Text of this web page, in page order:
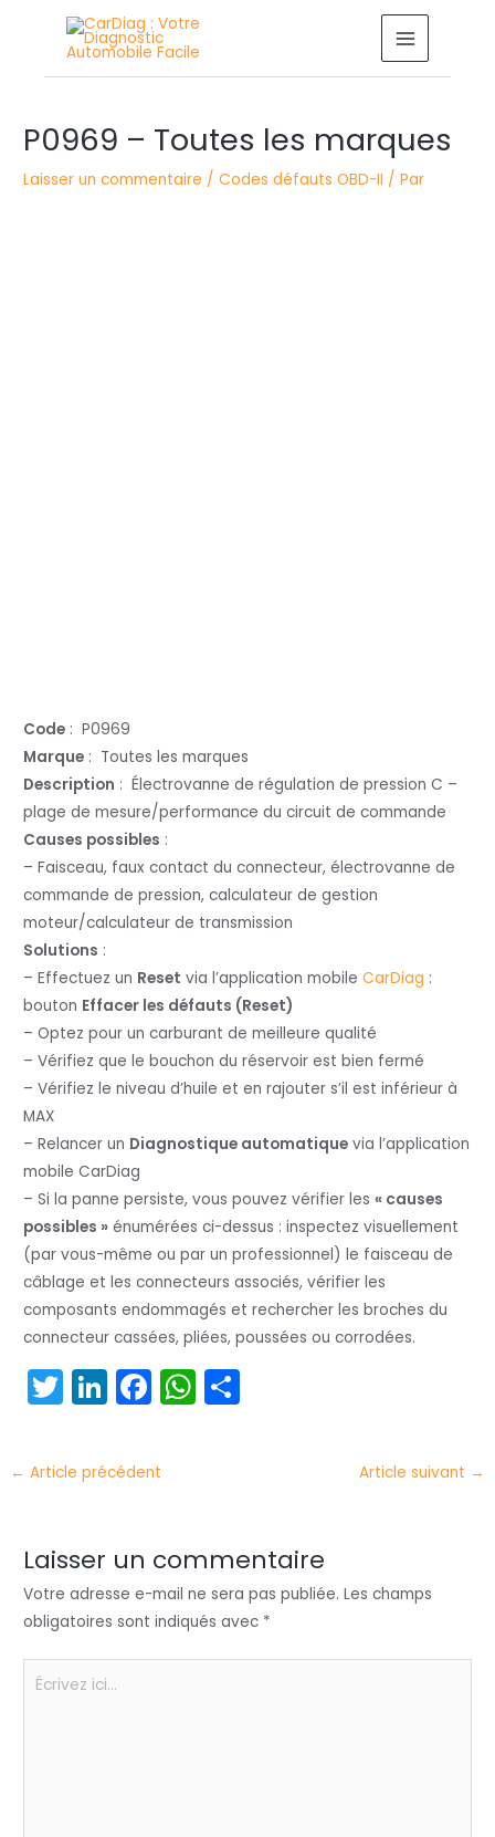
MAIN
MENU
P0969 – Toutes les marques
Laisser un commentaire /Codes défauts OBD-II / Par
Code : P0969
Marque : Toutes les marques
Description : Électrovanne de régulation de pression C –
plage de mesure/performance du circuit de commande
Causes possibles :
– Faisceau, faux contact du connecteur, électrovanne de
commande de pression, calculateur de gestion
moteur/calculateur de transmission
Solutions :
– Effectuez un Reset via l’application mobileCarDiag :
bouton Effacer les défauts (Reset)
– Optez pour un carburant de meilleure qualité
– Vérifiez que le bouchon du réservoir est bien fermé
– Vérifiez le niveau d’huile et en rajouter s’il est inférieur à
MAX
– Relancer un Diagnostique automatique via l’application
mobile CarDiag
– Si la panne persiste, vous pouvez vérifier les« causes
possibles » énumérées ci-dessus : inspectez visuellement
(par vous-même ou par un professionnel) le faisceau de
câblage et les connecteurs associés, vérifier les
composants endommagés et rechercher les broches du
connecteur cassées, pliées, poussées ou corrodées.
T
itt
er
Li
k
e
n
F
c
e
o
o
k
W
p
p
er
des
articles
← Article précédent Article suivant →
Laisser un commentaire
Votre adresse e-mail ne sera pas publiée. Les champs
obligatoires sont indiqués avec *
Écrivez